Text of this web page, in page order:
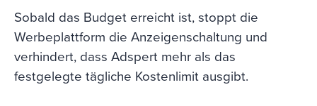
Sobald das Budget erreicht ist, stoppt die
Werbeplattform die Anzeigenschaltung und
verhindert, dass Adspert mehr als das
festgelegte tägliche Kostenlimit ausgibt.